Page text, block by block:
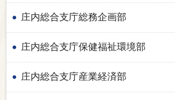
庄内総合支庁総務企画部
庄内総合支庁保健福祉環境部
庄内総合支庁産業経済部